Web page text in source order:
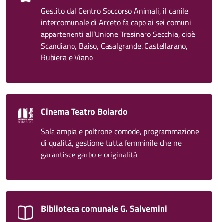
Gestito dal Centro Soccorso Animali, il canile
intercomunale di Arceto fa capo ai sei comuni
appartenenti all’Unione Tresinaro Secchia, cioè
Scandiano, Baiso, Casalgrande. Castellarano,
Rubiera e Viano
Cinema Teatro Boiardo
Sala ampia e poltrone comode, programmazione
di qualità, gestione tutta femminile che ne
garantisce garbo e originalità
Biblioteca comunale G. Salvemini